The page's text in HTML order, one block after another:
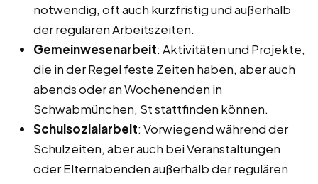
notwendig, oft auch kurzfristig und außerhalb
der regulären Arbeitszeiten.
Gemeinwesenarbeit: Aktivitäten und Projekte,
die in der Regel feste Zeiten haben, aber auch
abends oder an Wochenenden in
Schwabmünchen, St stattfinden können.
Schulsozialarbeit: Vorwiegend während der
Schulzeiten, aber auch bei Veranstaltungen
oder Elternabenden außerhalb der regulären